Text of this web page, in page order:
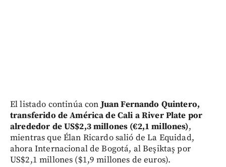
El listado continúa conJuan Fernando Quintero,
transferido de América de Cali a River Plate por
alrededor de US$2,3 millones (€2,1 millones),
mientras que Élan Ricardo salió de La Equidad,
ahora Internacional de Bogotá, al Beşiktaş por
US$2,1 millones ($1,9 millones de euros).